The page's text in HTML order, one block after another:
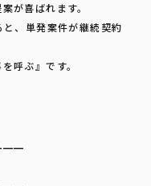
が喜ばれます。
、単発案件が継続契約
呼ぶ』です。